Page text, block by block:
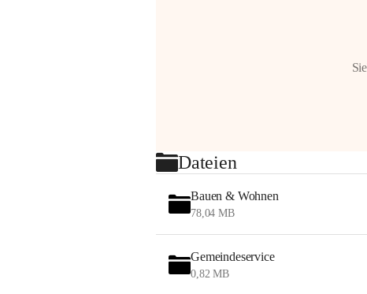
Dateien
Bauen & Wohnen
78,04 MB
Gemeindeservice
0,82 MB